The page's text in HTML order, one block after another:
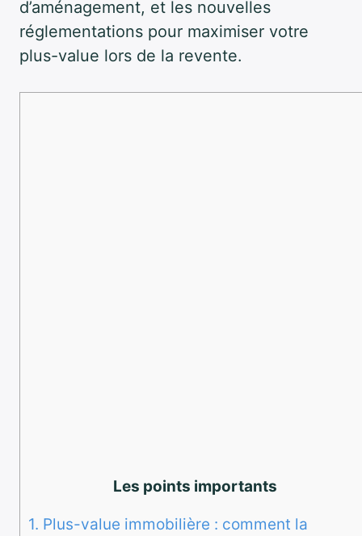
d’aménagement, et les nouvelles
réglementations pour maximiser votre
plus-value lors de la revente.
Les points importants
1. Plus-value immobilière : comment la